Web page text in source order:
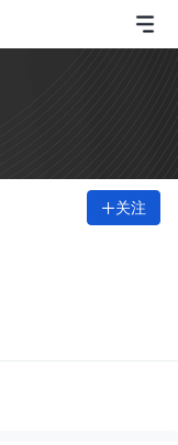
关注